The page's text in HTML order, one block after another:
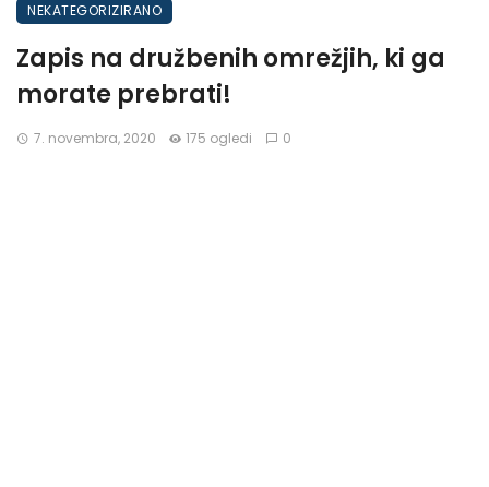
NEKATEGORIZIRANO
Zapis na družbenih omrežjih, ki ga
morate prebrati!
7. novembra, 2020 175 ogledi 0